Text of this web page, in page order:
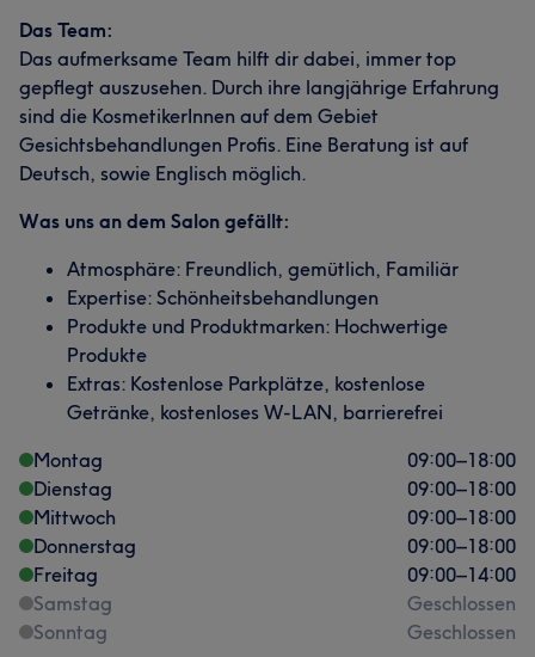
Das Team:
Das aufmerksame Team hilft dir dabei, immer top
gepflegt auszusehen. Durch ihre langjährige Erfahrung
sind die KosmetikerInnen auf dem Gebiet
Gesichtsbehandlungen Profis. Eine Beratung ist auf
Deutsch, sowie Englisch möglich.
Was uns an dem Salon gefällt:
Atmosphäre: Freundlich, gemütlich, Familiär
Expertise: Schönheitsbehandlungen
Produkte und Produktmarken: Hochwertige
Produkte
Extras: Kostenlose Parkplätze, kostenlose
Getränke, kostenloses W-LAN, barrierefrei
Montag
09:00–18:00
Dienstag
09:00–18:00
Mittwoch
09:00–18:00
Donnerstag
09:00–18:00
Freitag
09:00–14:00
Samstag
Geschlossen
Sonntag
Geschlossen